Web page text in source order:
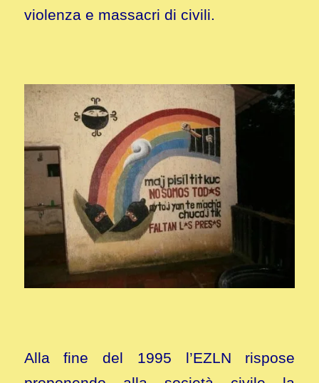
violenza e massacri di civili.
Alla fine del 1995 l’EZLN rispose